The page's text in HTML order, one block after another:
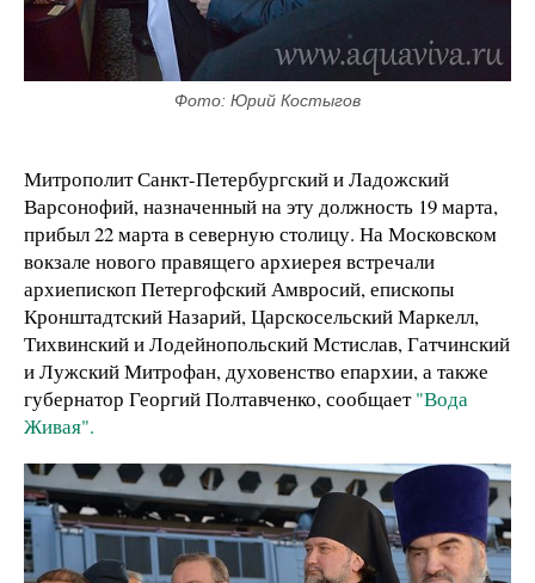
Фото: Юрий Костыгов
Митрополит Санкт-Петербургский и Ладожский
Варсонофий, назначенный на эту должность 19 марта,
прибыл 22 марта в северную столицу. На Московском
вокзале нового правящего архиерея встречали
архиепископ Петергофский Амвросий, епископы
Кронштадтский Назарий, Царскосельский Маркелл,
Тихвинский и Лодейнопольский Мстислав, Гатчинский
и Лужский Митрофан, духовенство епархии, а также
губернатор Георгий Полтавченко, сообщает "Вода
Живая".